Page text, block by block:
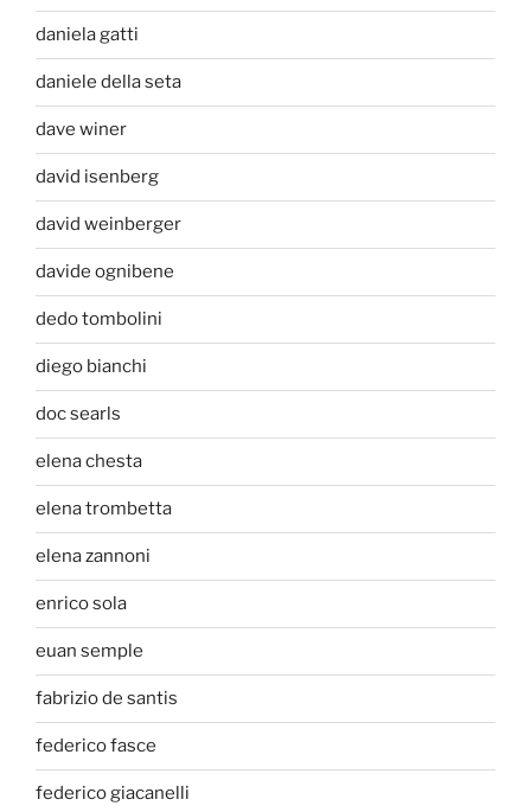
daniela gatti
daniele della seta
dave winer
david isenberg
david weinberger
davide ognibene
dedo tombolini
diego bianchi
doc searls
elena chesta
elena trombetta
elena zannoni
enrico sola
euan semple
fabrizio de santis
federico fasce
federico giacanelli